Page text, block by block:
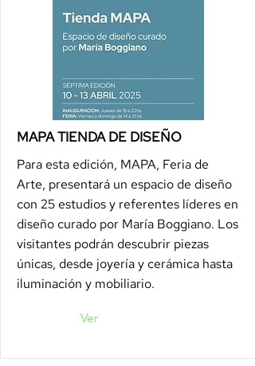
MAPA TIENDA DE DISEÑO
Para esta edición, MAPA, Feria de
Arte, presentará un espacio de diseño
con 25 estudios y referentes líderes en
diseño curado por María Boggiano. Los
visitantes podrán descubrir piezas
únicas, desde joyería y cerámica hasta
iluminación y mobiliario.
Ver